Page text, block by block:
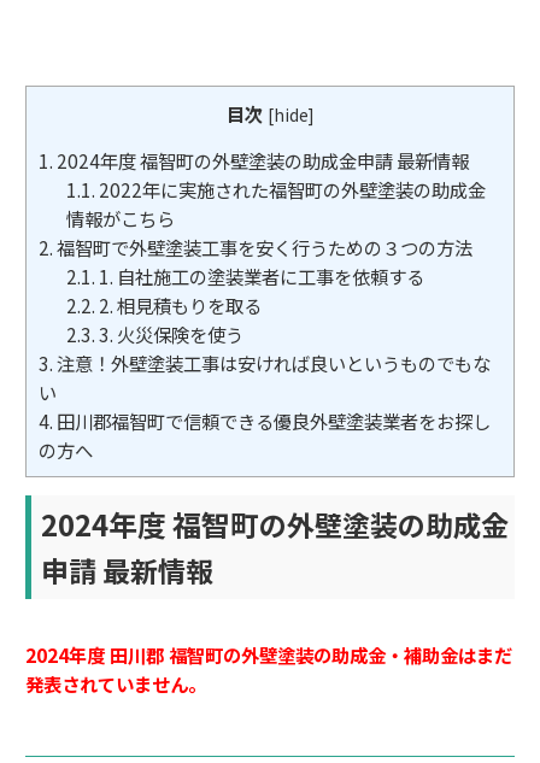
目次 [hide]
1. 2024年度 福智町の外壁塗装の助成金申請 最新情報
1.1. 2022年に実施された福智町の外壁塗装の助成金
情報がこちら
2.福智町で外壁塗装工事を安く行うための３つの方法
2.1. 1. 自社施工の塗装業者に工事を依頼する
2.2. 2. 相見積もりを取る
2.3.3. 火災保険を使う
3.注意！外壁塗装工事は安ければ良いというものでもな
い
4. 田川郡福智町で信頼できる優良外壁塗装業者をお探し
の方へ
2024年度 福智町の外壁塗装の助成金
申請 最新情報
2024年度 田川郡 福智町の外壁塗装の助成金・補助金はまだ
発表されていません。